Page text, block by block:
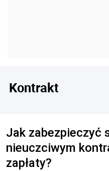
Kontrakt
Jak zabezpieczyć
nieuczciwym
zapłaty?